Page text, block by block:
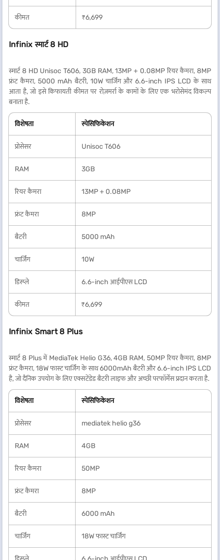
कीमत ₹6,699
Infinix स्मार्ट 8 HD
स्मार्ट 8 HD Unisoc T606, 3GB RAM, 13MP + 0.08MP रियर कैमरा, 8MP
फ्रंट कैमरा, 5000 mAh बैटरी, 10W चार्जिंग और 6.6-inch IPS LCD के साथ
आता है, जो इसे किफायती कीमत पर रोज़मर्रा के कामों के लिए एक भरोसेमंद विकल्प
बनाता है.
विशेषता स्पेसिफिकेशन
प्रोसेसर Unisoc T606
RAM 3GB
रियर कैमरा 13MP + 0.08MP
फ्रंट कैमरा 8MP
बैटरी 5000 mAh
चार्जिंग 10W
डिस्प्ले 6.6-inch आईपीएस LCD
कीमत ₹6,699
Infinix Smart 8 Plus
स्मार्ट 8 Plus में MediaTek Helio G36, 4GB RAM, 50MP रियर कैमरा, 8MP
फ्रंट कैमरा, 18W फास्ट चार्जिंग के साथ 6000mAh बैटरी और 6.6-inch IPS LCD
है, जो दैनिक उपयोग के लिए एक्सटेंडेड बैटरी लाइफ और अच्छी परफॉर्मेंस प्रदान करता है.
विशेषता स्पेसिफिकेशन
प्रोसेसर mediatek helio g36
RAM 4GB
रियर कैमरा 50MP
फ्रंट कैमरा 8MP
बैटरी 6000 mAh
चार्जिंग 18W फास्ट चार्जिंग